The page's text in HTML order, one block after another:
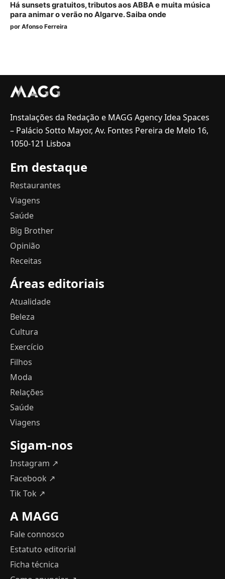
Há sunsets gratuitos, tributos aos ABBA e muita música
para animar o verão no Algarve. Saiba onde
por Afonso Ferreira
Instalações da Redação e MAGG Agency Idea Spaces
– Palácio Sotto Mayor, Av. Fontes Pereira de Melo 16,
1050-121 Lisboa
Em destaque
Restaurantes
Viagens
Saúde
Big Brother
Opinião
Receitas
Áreas editoriais
Atualidade
Beleza
Cultura
Exercício
Filhos
Moda
Relações
Saúde
Viagens
Sigam-nos
Instagram ↗
Facebook ↗
Tik Tok ↗
A MAGG
Fale connosco
Estatuto editorial
Ficha técnica